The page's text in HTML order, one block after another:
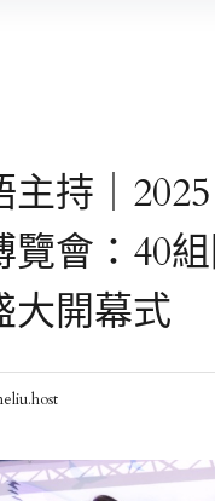
主持｜
覽會：40
大開幕式